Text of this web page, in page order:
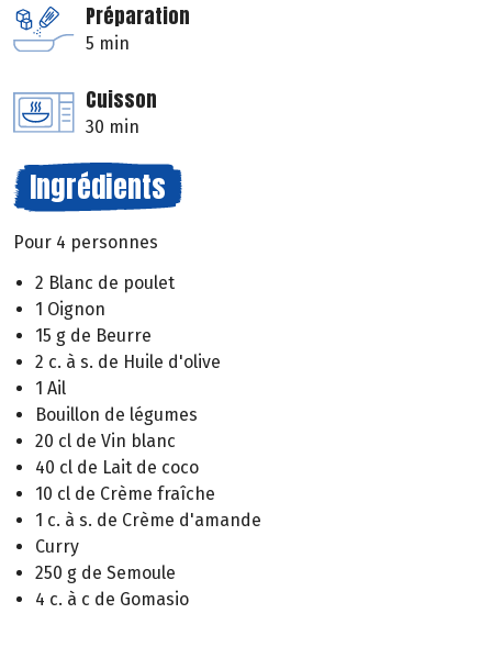
Préparation
5 min
Cuisson
30 min
Ingrédients
Pour 4 personnes
2 Blanc de poulet
1 Oignon
15 g de Beurre
2 c. à s. de Huile d'olive
1 Ail
Bouillon de légumes
20 cl de Vin blanc
40 cl de Lait de coco
10 cl de Crème fraîche
1 c. à s. de Crème d'amande
Curry
250 g de Semoule
4 c. à c de Gomasio